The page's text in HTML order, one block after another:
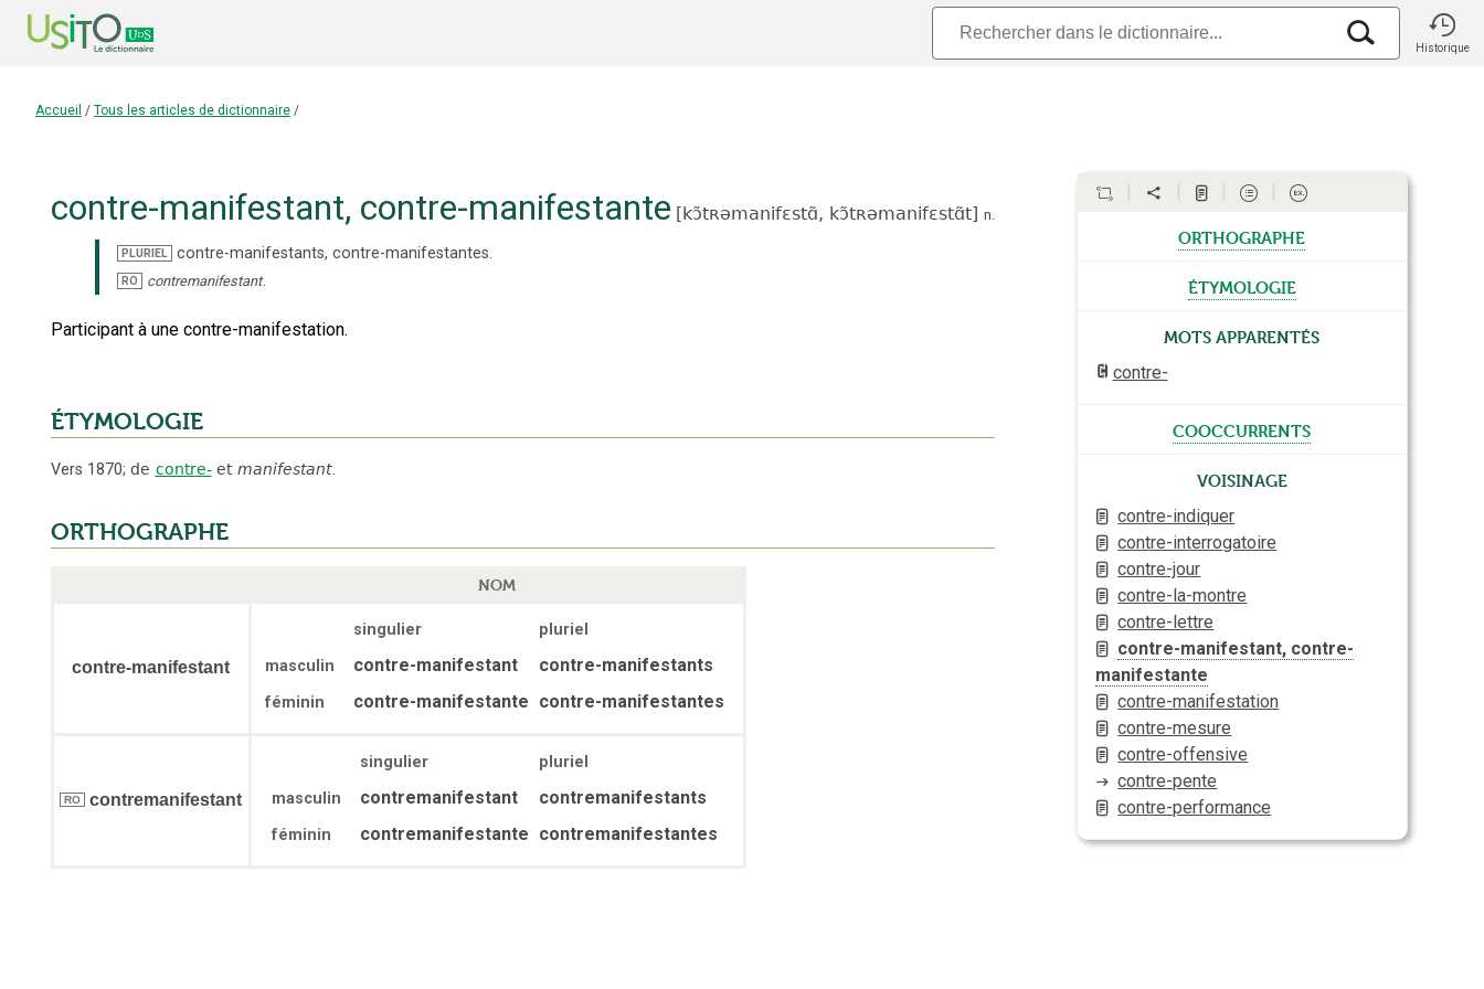
Historique
Accueil / Tous les articles de dictionnaire /
contre-manifestant, contre-manifestante [kɔ̃tʀəmanifɛstɑ̃, kɔ̃tʀəmanifɛstɑ̃t] n.
PLURIEL contre-manifestants, contre-manifestantes.
RO contremanifestant.
Participant à une contre-manifestation.
ÉTYMOLOGIE
Vers 1870; de contre- et manifestant.
ORTHOGRAPHE
NOM
contre-manifestant
singulier
pluriel
masculin
contre-manifestant contre-manifestants
féminin contre-manifestante contre-manifestantes
RO contremanifestant
singulier
pluriel
masculin
contremanifestant contremanifestants
féminin contremanifestante contremanifestantes
orthographe
étymologie
Mots apparentés
contre-
cooccurrents
Voisinage
contre-indiquer
contre-interrogatoire
contre-jour
contre-la-montre
contre-lettre
contre-manifestant, contre-
manifestante
contre-manifestation
contre-mesure
contre-offensive
contre-pente
contre-performance